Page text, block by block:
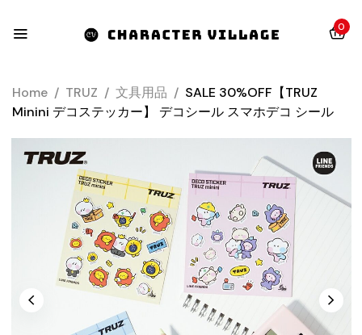
0
Home / TRUZ / 文具用品 / SALE 30%OFF【TRUZ
Minini デコステッカー】 デコシール スマホデコ シール